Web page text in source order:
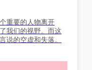
重要的人物离开
我们的视野。而这
说的空虚和失落。